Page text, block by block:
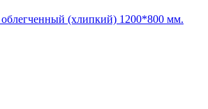
(хлипкий) 1200*800 мм.